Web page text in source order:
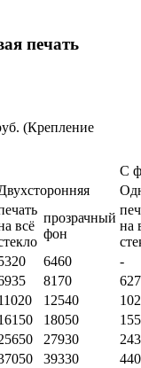
печать
(Крепление
С
всё
прозрачный
фон
на
6460
-
8170
12540
18050
27930
39330